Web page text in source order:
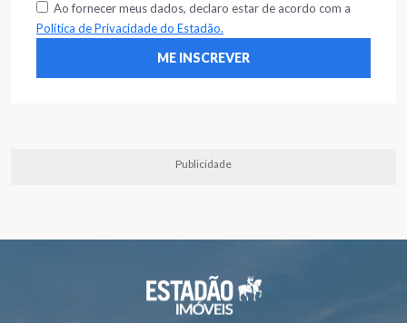
Ao fornecer meus dados, declaro estar de acordo com a
Política de Privacidade do Estadão.
Publicidade